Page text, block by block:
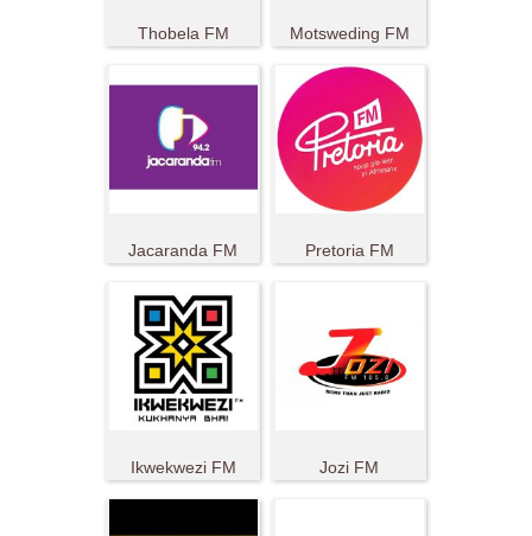
Thobela FM Motsweding FM
Jacaranda FM Pretoria FM
Ikwekwezi FM Jozi FM